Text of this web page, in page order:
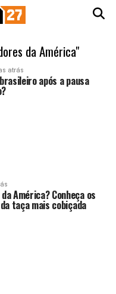
da América"
atrás
após a pausa
América? Conheça os
taça mais cobiçada